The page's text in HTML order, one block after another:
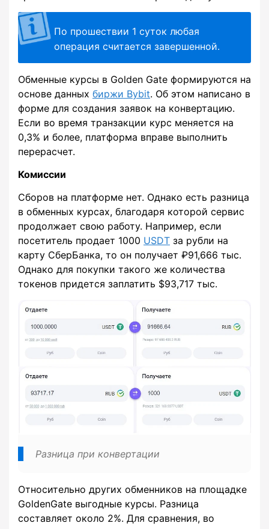
По прошествии 1 суток любая
операция считается завершенной.
Обменные курсы в Golden Gate формируются на
основе данных биржи Bybit. Об этом написано в
форме для создания заявок на конвертацию.
Если во время транзакции курс меняется на
0,3% и более, платформа вправе выполнить
перерасчет.
Комиссии
Сборов на платформе нет. Однако есть разница
в обменных курсах, благодаря которой сервис
продолжает свою работу. Например, если
посетитель продает 1000 USDT за рубли на
карту СберБанка, то он получает ₽91,666 тыс.
Однако для покупки такого же количества
токенов придется заплатить $93,717 тыс.
Разница при конвертации
Относительно других обменников на площадке
GoldenGate выгодные курсы. Разница
составляет около 2%. Для сравнения, во